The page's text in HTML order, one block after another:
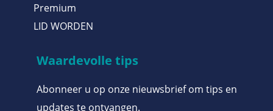
Premium
LID WORDEN
Waardevolle tips
Abonneer u op onze nieuwsbrief om tips en
updates te ontvangen.